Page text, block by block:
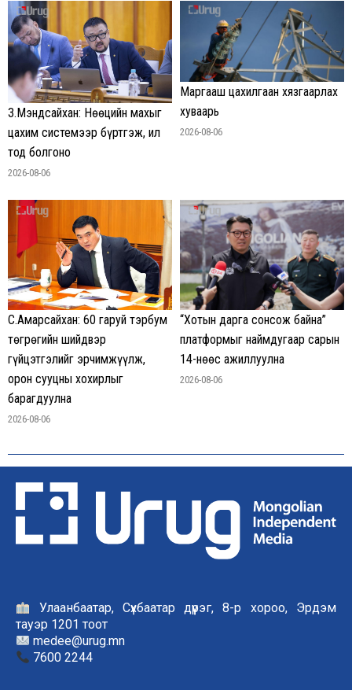
З.Мэндсайхан: Нөөцийн махыг
цахим системээр бүртгэж, ил
тод болгоно
2026-08-06
Маргааш цахилгаан хязгаарлах
хуваарь
2026-08-06
С.Амарсайхан: 60 гаруй тэрбум
төгрөгийн шийдвэр
гүйцэтгэлийг эрчимжүүлж,
орон сууцны хохирлыг
барагдуулна
2026-08-06
“Хотын дарга сонсож байна”
платформыг наймдугаар сарын
14-нөөс ажиллуулна
2026-08-06
Улаанбаатар, Сүхбаатар дүүрэг, 8-р хороо, Эрдэм
тауэр 1201 тоот
medee@urug.mn
7600 2244